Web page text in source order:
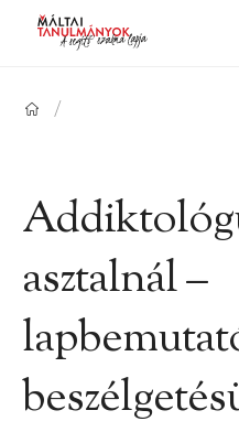
/
asztalnál –